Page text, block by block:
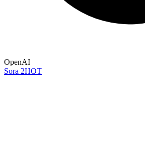
OpenAI
Sora 2HOT